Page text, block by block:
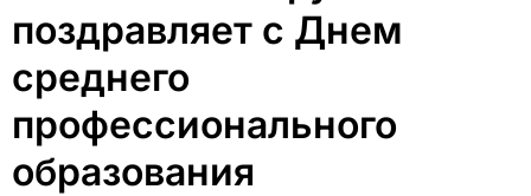
поздравляет с Днем
среднего
профессионального
образования